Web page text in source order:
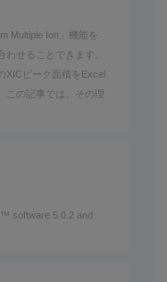
Multiple Ion」機能を
せることできます。
XICピーク面積をExcel
この記事では、その理
software 5.0.2 and